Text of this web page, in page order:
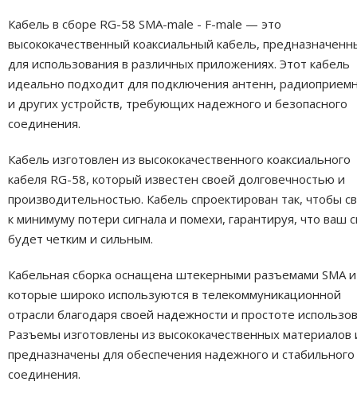
Кабель в сборе RG-58 SMA-male - F-male — это
высококачественный коаксиальный кабель,
для использования в различных приложениях. Этот кабель
идеально подходит для подключения антенн,
и других устройств, требующих надежного и безопасного
соединения.
Кабель изготовлен из высококачественного коаксиального
кабеля RG-58, который известен своей долговечностью и
производительностью. Кабель спроектирован так, чтобы
к минимуму потери сигнала и помехи, гарантируя, что ваш
будет четким и сильным.
Кабельная сборка оснащена штекерными разъемами SMA
которые широко используются в телекоммуникационной
отрасли благодаря своей надежности и простоте
Разъемы изготовлены из высококачественных материалов
предназначены для обеспечения надежного и стабильного
соединения.